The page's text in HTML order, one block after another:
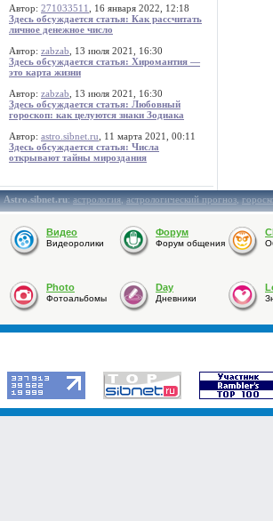
Автор: 271033511
, 16 января 2022, 12:18
Здесь обсуждается статья: Как рассчитать
личное денежное число
Автор: zabzab , 13 июля 2021, 16:30
Здесь обсуждается статья: Хиромантия —
это карта жизни
Автор: zabzab , 13 июля 2021, 16:30
Здесь обсуждается статья: Любовный
гороскоп: как целуются знаки Зодиака
Автор: astro.sibnet.ru , 11 марта 2021, 00:11
Здесь обсуждается статья: Числа
открывают тайны мироздания
Astro.sibnet.ru:астрология,астрологический прогноз,
Видео
Видеоролики
Форум
Форум общения
Photo
Фотоальбомы
Day
Дневники